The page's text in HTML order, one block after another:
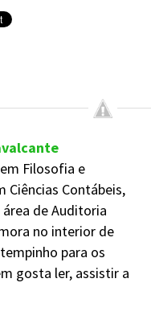
Filosofia e
Ciências Contábeis,
de Auditoria
no interior de
para os
gosta ler, assistir a